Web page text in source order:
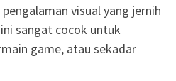
visual yang jernih
sangat cocok untuk
game, atau sekadar